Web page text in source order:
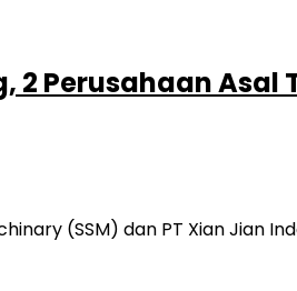
Perusahaan Asal
(SSM) dan PT Xian Jian